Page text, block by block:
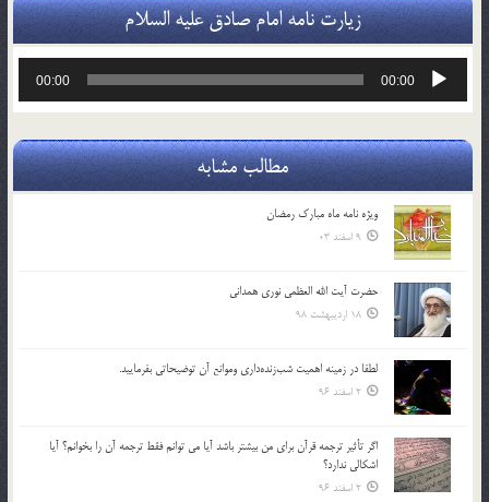
زیارت نامه امام صادق علیه السلام
پخش‌کننده
00:00
00:00
مطالب مشابه
ویژه نامه ماه مبارک رمضان
9 اسفند 03
حضرت آیت الله العظمی نوری همدانی
18 اردیبهشت 98
لطفا در زمينه اهميت شب‌زنده‌داري وموانع آن توضيحاتي بفرماييد.
2 اسفند 96
اگر تأثير ترجمه قرآن براي من بيشتر باشد آيا مي توانم فقط ترجمه آن را بخوانم؟ آيا
اشكالي ندارد؟
2 اسفند 96